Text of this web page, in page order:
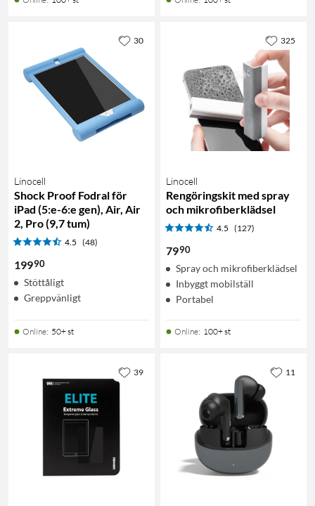
Linocell
Shock Proof Fodral för
iPad (5:e-6:e gen), Air, Air
2, Pro (9,7 tum)
4.5 (48)
19990
Stöttåligt
Greppvänligt
Online: 50+ st
30
Linocell
Rengöringskit med spray
och mikrofiberklädsel
4.5 (127)
7990
Spray och mikrofiberklädsel
Inbyggt mobilställ
Portabel
Online: 100+ st
325
39 11